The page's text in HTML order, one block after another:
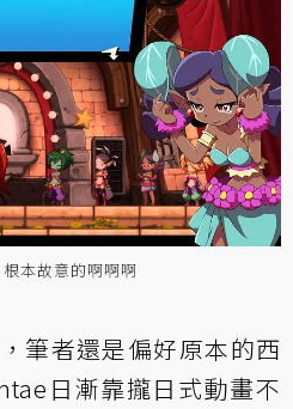
本故意的啊啊啊
筆者還是偏好原本的西
日漸靠攏日式動畫不